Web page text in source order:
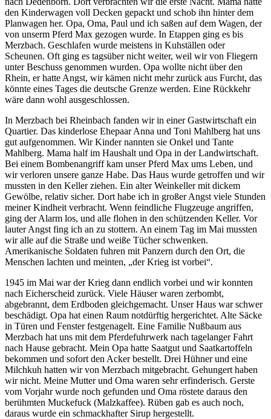
den Kinderwagen voll Decken gepackt und schob ihn hinter dem
Planwagen her. Opa, Oma, Paul und ich saßen auf dem Wagen, der
von unserm Pferd Max gezogen wurde. In Etappen ging es bis
Merzbach. Geschlafen wurde meistens in Kuhställen oder
Scheunen. Oft ging es tagsüber nicht weiter, weil wir von Fliegern
unter Beschuss genommen wurden. Opa wollte nicht über den
Rhein, er hatte Angst, wir kämen nicht mehr zurück aus Furcht, das
könnte eines Tages die deutsche Grenze werden. Eine Rückkehr
wäre dann wohl ausgeschlossen.
In Merzbach bei Rheinbach fanden wir in einer Gastwirtschaft ein
Quartier. Das kinderlose Ehepaar Anna und Toni Mahlberg hat uns
gut aufgenommen. Wir Kinder nannten sie Onkel und Tante
Mahlberg. Mama half im Haushalt und Opa in der Landwirtschaft.
Bei einem Bombenangriff kam unser Pferd Max ums Leben, und
wir verloren unsere ganze Habe. Das Haus wurde getroffen und wir
mussten in den Keller ziehen. Ein alter Weinkeller mit dickem
Gewölbe, relativ sicher. Dort habe ich in großer Angst viele Stunden
meiner Kindheit verbracht. Wenn feindliche Flugzeuge angriffen,
ging der Alarm los, und alle flohen in den schützenden Keller. Vor
lauter Angst fing ich an zu stottern. An einem Tag im Mai mussten
wir alle auf die Straße und weiße Tücher schwenken.
Amerikanische Soldaten fuhren mit Panzern durch den Ort, die
Menschen lachten und meinten,
der Krieg ist vorbei .
1945 im Mai war der Krieg dann endlich vorbei und wir konnten
nach Eicherscheid zurück. Viele Häuser waren zerbombt,
abgebrannt, dem Erdboden gleichgemacht. Unser Haus war schwer
beschädigt. Opa hat einen Raum notdürftig hergerichtet. Alte Säcke
in Türen und Fenster festgenagelt. Eine Familie Nußbaum aus
Merzbach hat uns mit dem Pferdefuhrwerk nach tagelanger Fahrt
nach Hause gebracht. Mein Opa hatte Saatgut und Saatkartoffeln
bekommen und sofort den Acker bestellt. Drei Hühner und eine
Milchkuh hatten wir von Merzbach mitgebracht. Gehungert haben
wir nicht. Meine Mutter und Oma waren sehr erfinderisch. Gerste
vom Vorjahr wurde noch gefunden und Oma röstete daraus den
berühmten Muckefuck (Malzkaffee). Rüben gab es auch noch,
daraus wurde ein schmackhafter Sirup hergestellt.